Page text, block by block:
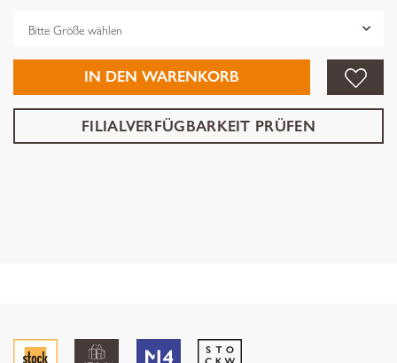
IN DEN WARENKORB
FILIALVERFÜGBARKEIT PRÜFEN